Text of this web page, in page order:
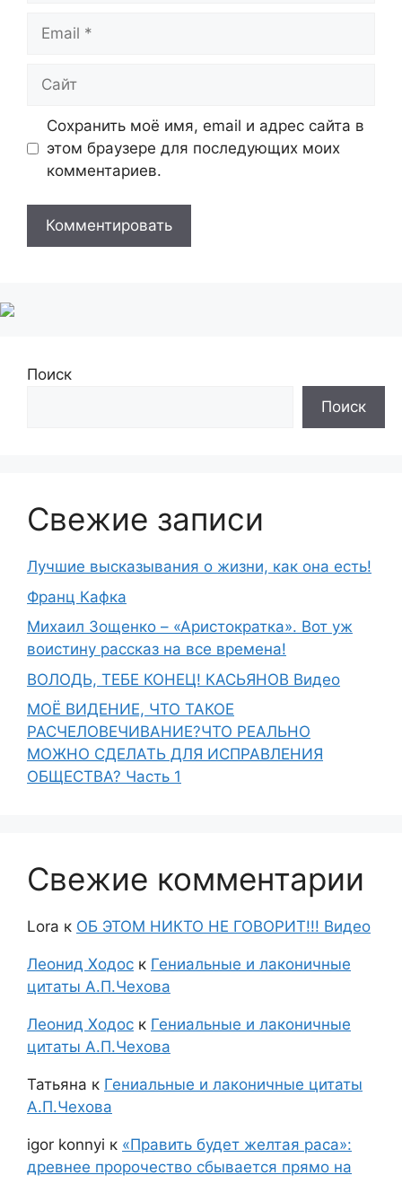
Сохранить моё имя, email и адрес сайта в
этом браузере для последующих моих
комментариев.
Поиск
Поиск
Свежие записи
Лучшие высказывания о жизни, как она есть!
Франц Кафка
Михаил Зощенко – «Аристократка». Вот уж
воистину рассказ на все времена!
ВОЛОДЬ, ТЕБЕ КОНЕЦ! КАСЬЯНОВ Видео
МОЁ ВИДЕНИЕ, ЧТО ТАКОЕ
РАСЧЕЛОВЕЧИВАНИЕ?ЧТО РЕАЛЬНО
МОЖНО СДЕЛАТЬ ДЛЯ ИСПРАВЛЕНИЯ
ОБЩЕСТВА? Часть 1
Свежие комментарии
Lora к ОБ ЭТОМ НИКТО НЕ ГОВОРИТ!!! Видео
Леонид Ходос к Гениальные и лаконичные
цитаты А.П.Чехова
Леонид Ходос к Гениальные и лаконичные
цитаты А.П.Чехова
Татьяна к Гениальные и лаконичные цитаты
А.П.Чехова
igor konnyi к «Править будет желтая раса»:
древнее пророчество сбывается прямо на